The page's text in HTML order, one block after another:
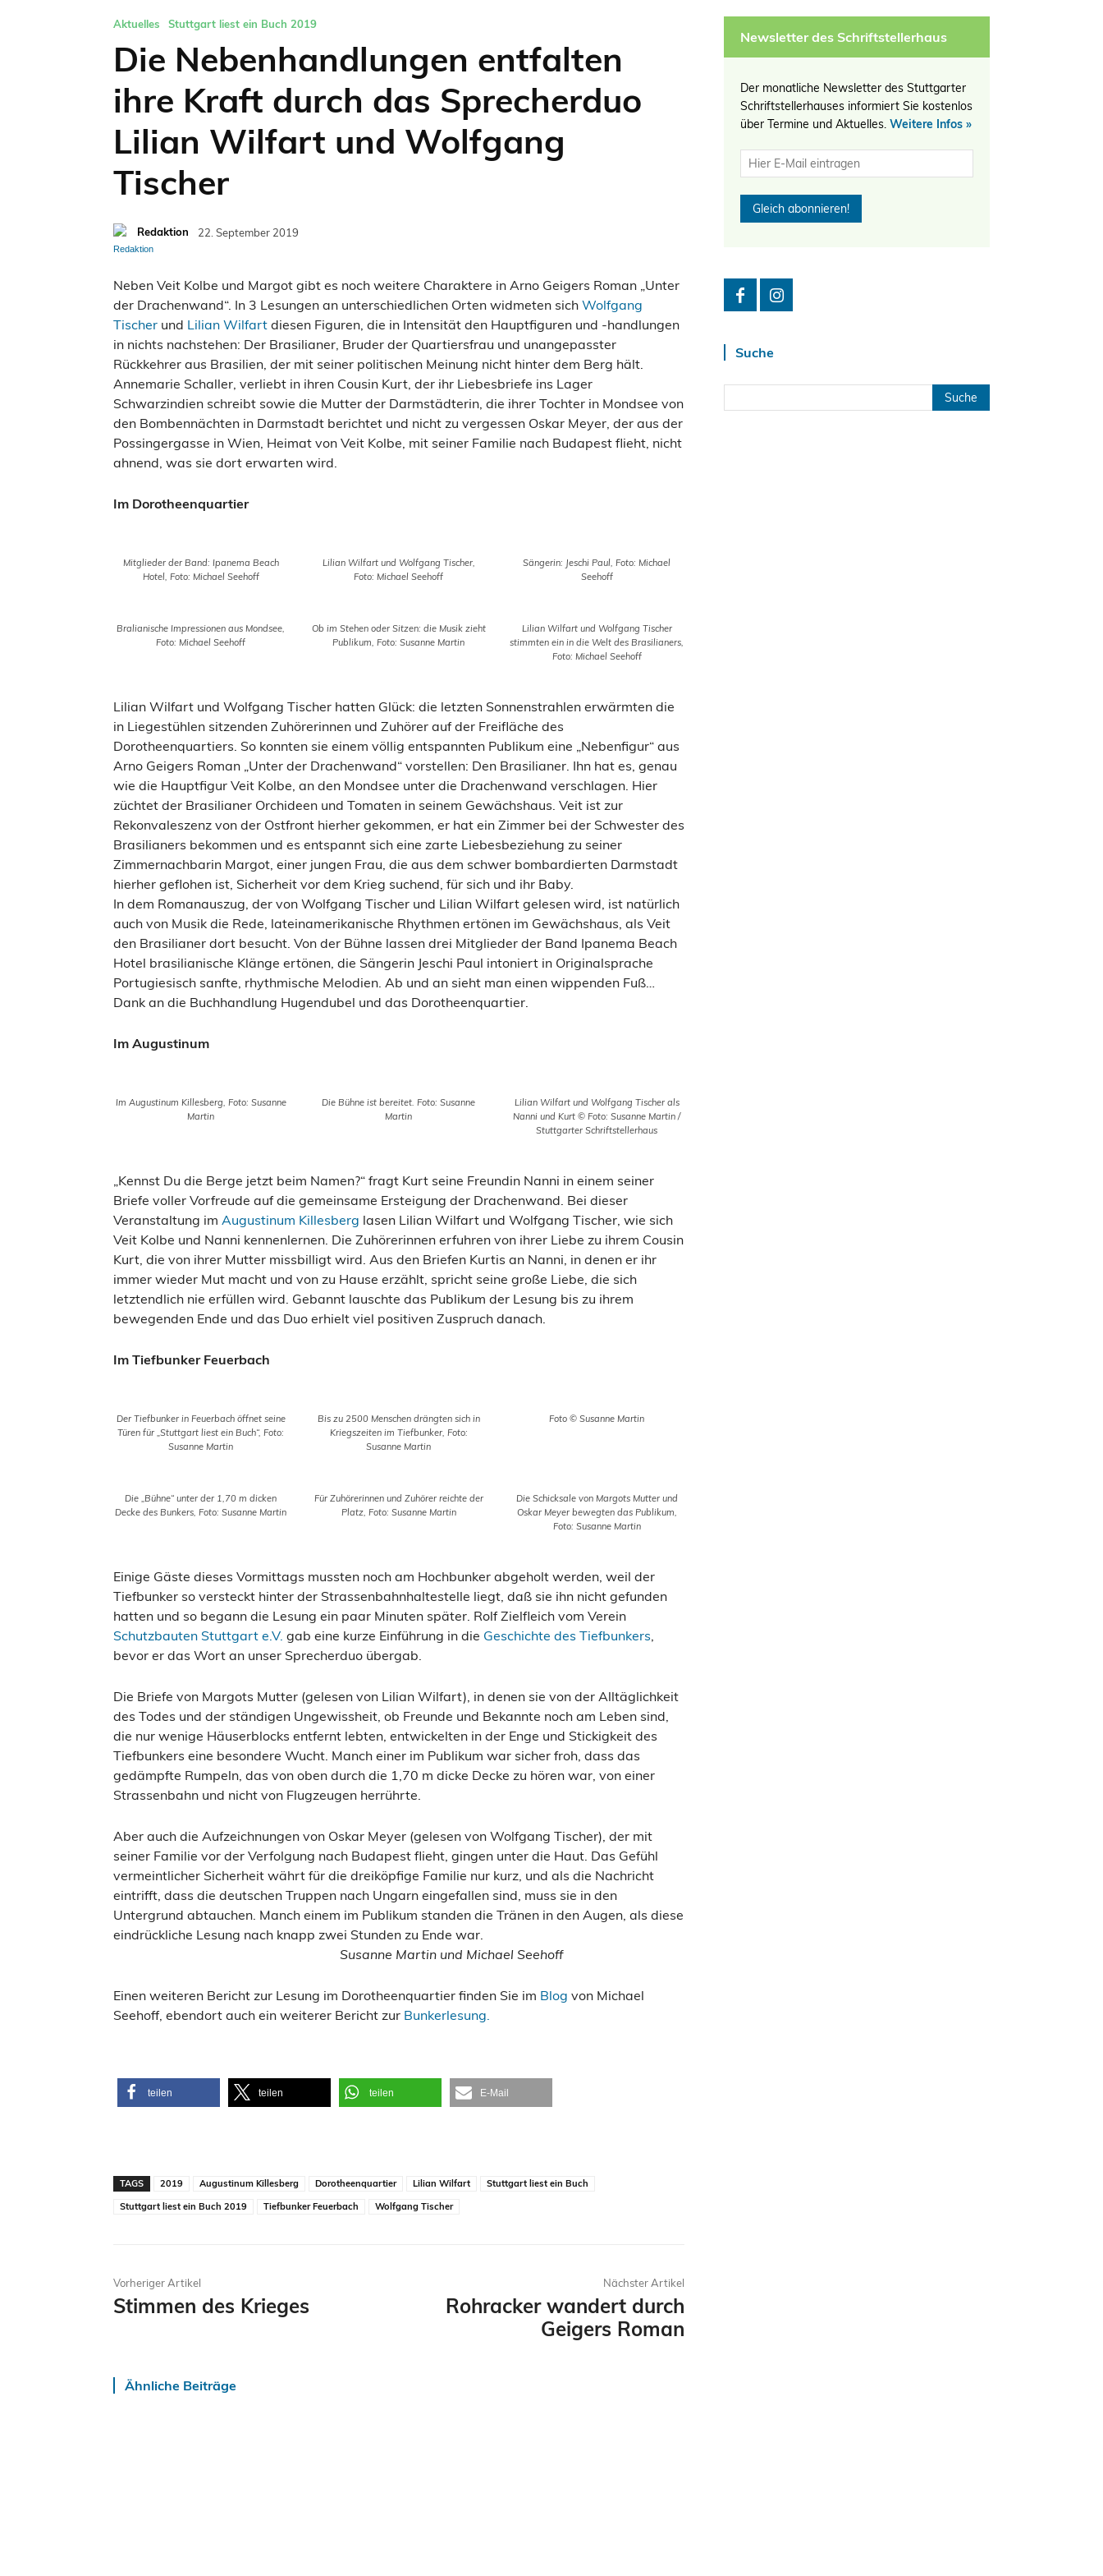
Aktuelles Stuttgart liest ein Buch 2019
Die Nebenhandlungen entfalten
ihre Kraft durch das Sprecherduo
Lilian Wilfart und Wolfgang
Tischer
Redaktion 22. September 2019
Neben Veit Kolbe und Margot gibt es noch weitere Charaktere in Arno Geigers Roman „Unter
der Drachenwand“. In 3 Lesungen an unterschiedlichen Orten widmeten sich Wolfgang
Tischer und Lilian Wilfart diesen Figuren, die in Intensität den Hauptfiguren und -handlungen
in nichts nachstehen: Der Brasilianer, Bruder der Quartiersfrau und unangepasster
Rückkehrer aus Brasilien, der mit seiner politischen Meinung nicht hinter dem Berg hält.
Annemarie Schaller, verliebt in ihren Cousin Kurt, der ihr Liebesbriefe ins Lager
Schwarzindien schreibt sowie die Mutter der Darmstädterin, die ihrer Tochter in Mondsee von
den Bombennächten in Darmstadt berichtet und nicht zu vergessen Oskar Meyer, der aus der
Possingergasse in Wien, Heimat von Veit Kolbe, mit seiner Familie nach Budapest flieht, nicht
ahnend, was sie dort erwarten wird.
Im Dorotheenquartier
Mitglieder der Band: Ipanema Beach
Hotel, Foto: Michael Seehoff
Lilian Wilfart und Wolfgang Tischer,
Foto: Michael Seehoff
Sängerin: Jeschi Paul, Foto: Michael
Seehoff
Bralianische Impressionen aus Mondsee,
Foto: Michael Seehoff
Ob im Stehen oder Sitzen: die Musik zieht
Publikum, Foto: Susanne Martin
Lilian Wilfart und Wolfgang Tischer
stimmten ein in die Welt des Brasilianers,
Foto: Michael Seehoff
Lilian Wilfart und Wolfgang Tischer hatten Glück: die letzten Sonnenstrahlen erwärmten die
in Liegestühlen sitzenden Zuhörerinnen und Zuhörer auf der Freifläche des
Dorotheenquartiers. So konnten sie einem völlig entspannten Publikum eine „Nebenfigur“ aus
Arno Geigers Roman „Unter der Drachenwand“ vorstellen: Den Brasilianer. Ihn hat es, genau
wie die Hauptfigur Veit Kolbe, an den Mondsee unter die Drachenwand verschlagen. Hier
züchtet der Brasilianer Orchideen und Tomaten in seinem Gewächshaus. Veit ist zur
Rekonvaleszenz von der Ostfront hierher gekommen, er hat ein Zimmer bei der Schwester des
Brasilianers bekommen und es entspannt sich eine zarte Liebesbeziehung zu seiner
Zimmernachbarin Margot, einer jungen Frau, die aus dem schwer bombardierten Darmstadt
hierher geflohen ist, Sicherheit vor dem Krieg suchend, für sich und ihr Baby.
In dem Romanauszug, der von Wolfgang Tischer und Lilian Wilfart gelesen wird, ist natürlich
auch von Musik die Rede, lateinamerikanische Rhythmen ertönen im Gewächshaus, als Veit
den Brasilianer dort besucht. Von der Bühne lassen drei Mitglieder der Band Ipanema Beach
Hotel brasilianische Klänge ertönen, die Sängerin Jeschi Paul intoniert in Originalsprache
Portugiesisch sanfte, rhythmische Melodien. Ab und an sieht man einen wippenden Fuß…
Dank an die Buchhandlung Hugendubel und das Dorotheenquartier.
Im Augustinum
Im Augustinum Killesberg, Foto: Susanne
Martin
Die Bühne ist bereitet. Foto: Susanne
Martin
Lilian Wilfart und Wolfgang Tischer als
Nanni und Kurt © Foto: Susanne Martin /
Stuttgarter Schriftstellerhaus
„Kennst Du die Berge jetzt beim Namen?“ fragt Kurt seine Freundin Nanni in einem seiner
Briefe voller Vorfreude auf die gemeinsame Ersteigung der Drachenwand. Bei dieser
Veranstaltung im Augustinum Killesberg lasen Lilian Wilfart und Wolfgang Tischer, wie sich
Veit Kolbe und Nanni kennenlernen. Die Zuhörerinnen erfuhren von ihrer Liebe zu ihrem Cousin
Kurt, die von ihrer Mutter missbilligt wird. Aus den Briefen Kurtis an Nanni, in denen er ihr
immer wieder Mut macht und von zu Hause erzählt, spricht seine große Liebe, die sich
letztendlich nie erfüllen wird. Gebannt lauschte das Publikum der Lesung bis zu ihrem
bewegenden Ende und das Duo erhielt viel positiven Zuspruch danach.
Im Tiefbunker Feuerbach
Der Tiefbunker in Feuerbach öffnet seine
Türen für „Stuttgart liest ein Buch“, Foto:
Susanne Martin
Bis zu 2500 Menschen drängten sich in
Kriegszeiten im Tiefbunker, Foto:
Susanne Martin
Foto © Susanne Martin
Die „Bühne“ unter der 1,70 m dicken
Decke des Bunkers, Foto: Susanne Martin
Für Zuhörerinnen und Zuhörer reichte der
Platz, Foto: Susanne Martin
Die Schicksale von Margots Mutter und
Oskar Meyer bewegten das Publikum,
Foto: Susanne Martin
Einige Gäste dieses Vormittags mussten noch am Hochbunker abgeholt werden, weil der
Tiefbunker so versteckt hinter der Strassenbahnhaltestelle liegt, daß sie ihn nicht gefunden
hatten und so begann die Lesung ein paar Minuten später. Rolf Zielfleich vom Verein
Schutzbauten Stuttgart e.V. gab eine kurze Einführung in die Geschichte des Tiefbunkers
bevor er das Wort an unser Sprecherduo übergab.
Die Briefe von Margots Mutter (gelesen von Lilian Wilfart), in denen sie von der Alltäglichkeit
des Todes und der ständigen Ungewissheit, ob Freunde und Bekannte noch am Leben sind,
die nur wenige Häuserblocks entfernt lebten, entwickelten in der Enge und Stickigkeit des
Tiefbunkers eine besondere Wucht. Manch einer im Publikum war sicher froh, dass das
gedämpfte Rumpeln, das von oben durch die 1,70 m dicke Decke zu hören war, von einer
Strassenbahn und nicht von Flugzeugen herrührte.
Aber auch die Aufzeichnungen von Oskar Meyer (gelesen von Wolfgang Tischer), der mit
seiner Familie vor der Verfolgung nach Budapest flieht, gingen unter die Haut. Das Gefühl
vermeintlicher Sicherheit währt für die dreiköpfige Familie nur kurz, und als die Nachricht
eintrifft, dass die deutschen Truppen nach Ungarn eingefallen sind, muss sie in den
Untergrund abtauchen. Manch einem im Publikum standen die Tränen in den Augen, als diese
eindrückliche Lesung nach knapp zwei Stunden zu Ende war.
Susanne Martin und Michael Seehoff
Einen weiteren Bericht zur Lesung im Dorotheenquartier finden Sie im Blog von Michael
Seehoff, ebendort auch ein weiterer Bericht zur Bunkerlesung.
teilen teilen teilen E-Mail
TAGS 2019 Augustinum Killesberg Dorotheenquartier Lilian Wilfart
Stuttgart liest ein Buch
Stuttgart liest ein Buch 2019
Tiefbunker Feuerbach Wolfgang Tischer
Vorheriger Artikel
Stimmen des Krieges
Nächster Artikel
Rohracker wandert durch
Geigers Roman
Ähnliche Beiträge
Newsletter des Schriftstellerhaus
Der monatliche Newsletter des Stuttgarter
Schriftstellerhauses informiert Sie kostenlos
über Termine und Aktuelles. Weitere Infos »
Suche